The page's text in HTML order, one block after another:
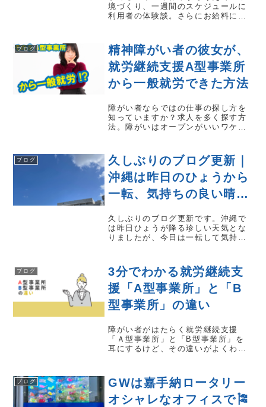
容」をご紹介
境づくり、一週間のスケジュールに
利用者の体験談。さらにお給料につ
事内容をくわしくご紹介します。わ
たしたちは求人情報誌の校閲（こう
えつ）の仕事をし...
ブログ
精神障がい者の彼女が、
就労継続支援A型事業所
から一般就労できた方法
障がい者ならではの仕事の探し方を
知っていますか？求人を多く探す方
法。障がいはオープンがいいワケ。
らを判り易く解説します。A型事業
所から一般就労をめざす就職活動方
法A型事業所から...
ブログ
久しぶりのブログ更新｜
沖縄は昨日のひょうから
一転、気持ちの良い晴れ
久しぶりのブログ更新です。沖縄で
は昨日ひょうが降る珍しい天気とな
りましたが、今日は一転して気持ち
ブログ
3分でわかる就労継続支
援「A型事業所」と「B
型事業所」の違い
障がい者がはたらく就労継続支援
「Ａ型事業所」と「B型事業所」を
耳にするけど、その違いがよくわか
の重い、軽いで、わけているのだろ
うか?」と、疑問を感じた人もいるで
しょう。そこで...
ブログ
GWは嘉手納ロータリー
オシャレなオフィスで🎏